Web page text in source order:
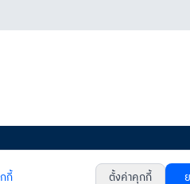
มครองข้อมูลส่วนบุคคล นโยบายการใช้คุกกี้ เงื่อนไ
กี้ ตั้งค่าคุกกี้